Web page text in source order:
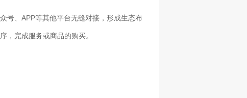
号、APP等其他平台无缝对接，形成生态布
，完成服务或商品的购买。